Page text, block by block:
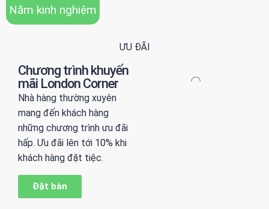
Năm kinh nghiệm
ƯU ĐÃI
Chương trình khuyến
mãi London Corner
Nhà hàng thường xuyên
mang đến khách hàng
những chương trình ưu đãi
hấp. Ưu đãi lên tới 10% khi
khách hàng đặt tiệc.
Đặt bàn